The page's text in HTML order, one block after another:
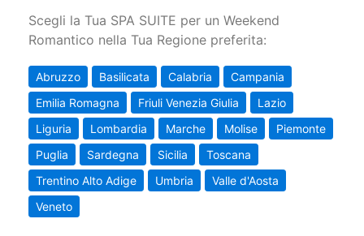
Scegli la Tua SPA SUITE per un Weekend
Romantico nella Tua Regione preferita:
Abruzzo Basilicata Calabria
Campania
Emilia Romagna
Friuli Venezia Giulia
Lazio
Liguria
Lombardia Marche Molise
Piemonte
Puglia
Sardegna Sicilia
Toscana
Trentino Alto Adige
Umbria
Valle d'Aosta
Veneto